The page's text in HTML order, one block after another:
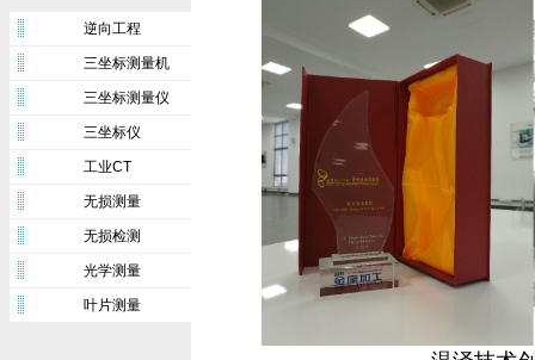
逆向工程
三坐标测量机
三坐标测量仪
三坐标仪
工业CT
无损测量
无损检测
光学测量
叶片测量